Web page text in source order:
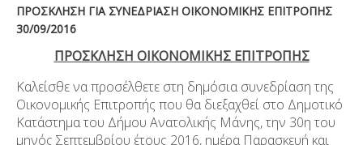
ΠΡΟΣΚΛΗΣΗ ΓΙΑ ΣΥΝΕΔΡΙΑΣΗ ΟΙΚΟΝΟΜΙΚΗΣ ΕΠΙΤΡΟΠΗΣ
30/09/2016
ΠΡΟΣΚΛΗΣΗ ΟΙΚΟΝΟΜΙΚΗΣ ΕΠΙΤΡΟΠΗΣ
Καλείσθε να προσέλθετε στη δημόσια συνεδρίαση της
Οικονομικής Επιτροπής που θα διεξαχθεί στο Δημοτικό
Κατάστημα του Δήμου Ανατολικής Μάνης, την 30η του
μηνός Σεπτεμβρίου έτους 2016, ημέρα Παρασκευή και